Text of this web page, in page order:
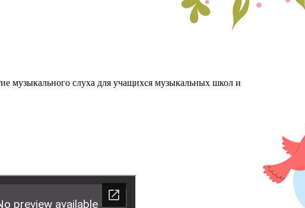
музыкального слуха для учащихся музыкальных школ и